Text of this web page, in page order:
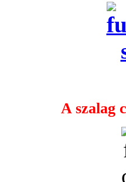
A szalag